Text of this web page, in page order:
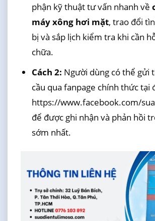
phận kỹ thuật tư vấn nhanh về
máy xông hơi mặt, trao đổi
bị và sắp lịch kiểm tra khi cần
chữa.
Cách 2: Người dùng có thể gửi
cầu qua fanpage chính thức tại
https://www.facebook.com/
để được ghi nhận và phản hồi
sớm nhất.